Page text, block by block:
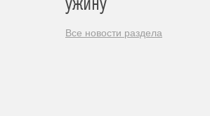
ужину
Все новости раздела